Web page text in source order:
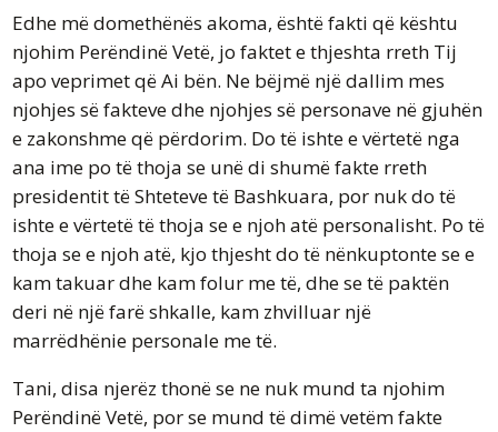
Edhe më domethënës akoma, është fakti që kështu
njohim Perëndinë Vetë, jo faktet e thjeshta rreth Tij
apo veprimet që Ai bën. Ne bëjmë një dallim mes
njohjes së fakteve dhe njohjes së personave në gjuhën
e zakonshme që përdorim. Do të ishte e vërtetë nga
ana ime po të thoja se unë di shumë fakte rreth
presidentit të Shteteve të Bashkuara, por nuk do të
ishte e vërtetë të thoja se e njoh atë personalisht. Po të
thoja se e njoh atë, kjo thjesht do të nënkuptonte se e
kam takuar dhe kam folur me të, dhe se të paktën
deri në një farë shkalle, kam zhvilluar një
marrëdhënie personale me të.
Tani, disa njerëz thonë se ne nuk mund ta njohim
Perëndinë Vetë, por se mund të dimë vetëm fakte